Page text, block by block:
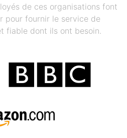
de ces organisations font
pour fournir le service de
fiable dont ils ont besoin.